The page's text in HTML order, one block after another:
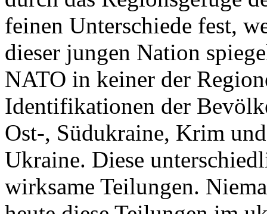
feinen Unterschiede fest,
dieser jungen Nation
NATO in keiner der
Identifikationen der
Ost-, Südukraine, Krim
Ukraine. Diese
wirksame Teilungen.